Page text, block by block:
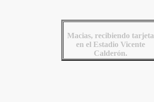
Macias, recibiendo tarjeta
en el Estadio Vicente
Calderón.